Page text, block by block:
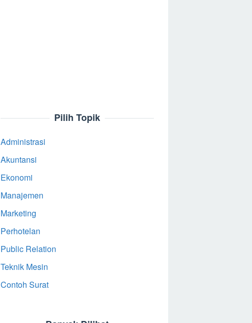
Pilih Topik
Administrasi
Akuntansi
Ekonomi
Manajemen
Marketing
Perhotelan
Public Relation
Teknik Mesin
Contoh Surat